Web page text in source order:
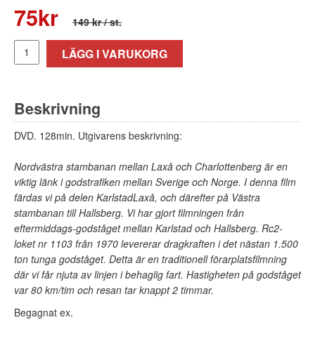
75kr 149 kr/ st.
LÄGG I VARUKORG
Beskrivning
DVD. 128min. Utgivarens beskrivning:
Nordvästra stambanan mellan Laxå och Charlottenberg är en
viktig länk i godstrafiken mellan Sverige och Norge. I denna film
färdas vi på delen KarlstadLaxå, och därefter på Västra
stambanan till Hallsberg. Vi har gjort filmningen från
eftermiddags-godståget mellan Karlstad och Hallsberg. Rc2-
loket nr 1103 från 1970 levererar dragkraften i det nästan 1.500
ton tunga godståget. Detta är en traditionell förarplatsfilmning
där vi får njuta av linjen i behaglig fart. Hastigheten på godståget
var 80 km/tim och resan tar knappt 2 timmar.
Begagnat ex.